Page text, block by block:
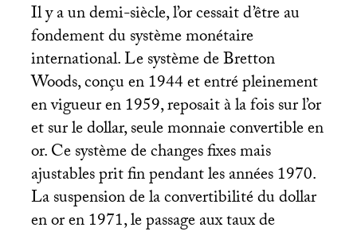
Il y a un demi-siècle, l’or cessait d’être au
fondement du système monétaire
international. Le système de Bretton
Woods, conçu en 1944 et entré pleinement
en vigueur en 1959, reposait à la fois sur l’or
et sur le dollar, seule monnaie convertible en
or. Ce système de changes fixes mais
ajustables prit fin pendant les années 1970.
La suspension de la convertibilité du dollar
en or en 1971, le passage aux taux de